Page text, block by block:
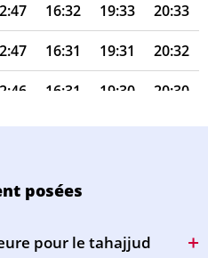
16:32 19:33 20:33
16:31 19:31 20:32
16:31 19:30 20:30
16:30 19:29 20:29
16:28 19:25
posées
pour le tahajjud